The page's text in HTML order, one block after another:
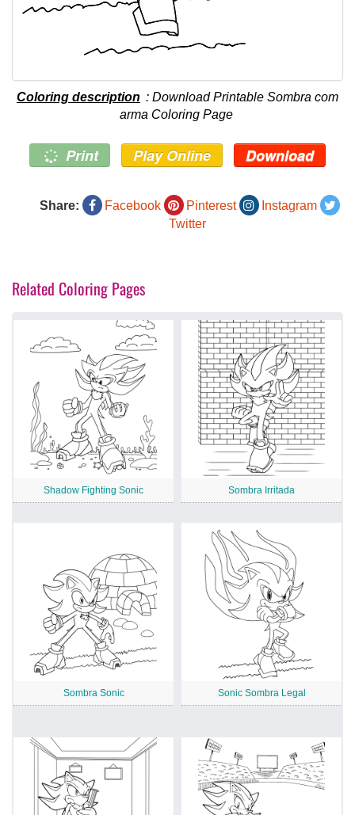
Coloring description : Download Printable Sombra com
arma Coloring Page
Print Play Online Download
Share: Facebook Pinterest
Instagram
Twitter
Related Coloring Pages
Shadow Fighting Sonic Sombra Irritada
Sombra Sonic Sonic Sombra Legal